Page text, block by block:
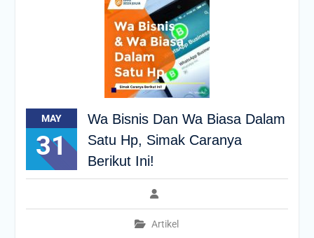
MAY
31
Wa Bisnis Dan Wa Biasa Dalam
Satu Hp, Simak Caranya
Berikut Ini!
Artikel